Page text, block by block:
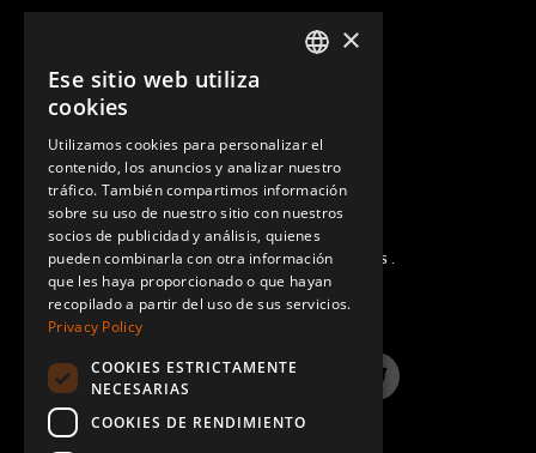
CONTACTO
PREGUNTAS MÁS FRECUENTES.
LinkedIn InstagramTwitter
×
Ese sitio web utiliza
cookies
Utilizamos cookies para personalizar el
contenido, los anuncios y analizar nuestro
tráfico. También compartimos información
sobre su uso de nuestro sitio con nuestros
socios de publicidad y análisis, quienes
pueden combinarla con otra información
que les haya proporcionado o que hayan
recopilado a partir del uso de sus servicios.
Privacy Policy
COOKIES ESTRICTAMENTE
NECESARIAS
COOKIES DE RENDIMIENTO